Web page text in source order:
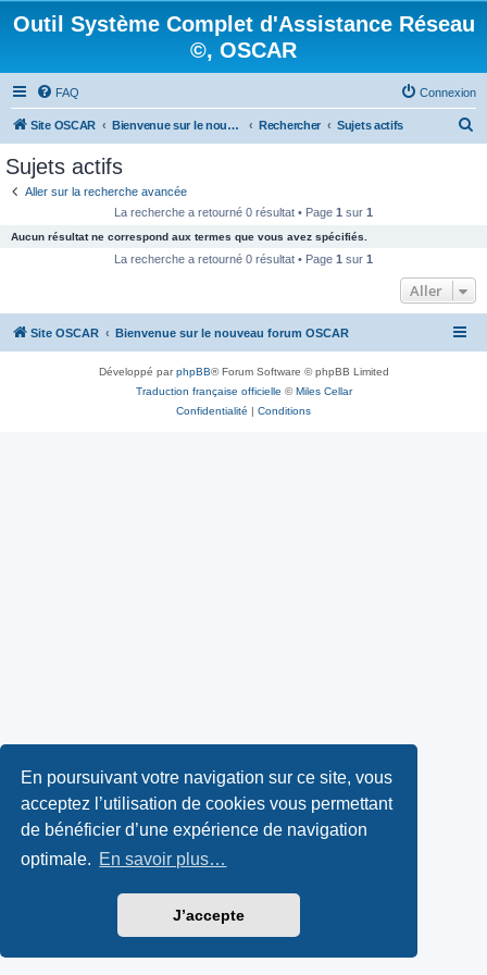
En poursuivant votre navigation sur ce site, vous
acceptez l’utilisation de cookies vous permettant
de bénéficier d’une expérience de navigation
optimale. En savoir plus…
J’accepte
Outil Système Complet d'Assistance Réseau
©, OSCAR
FAQ Connexion
Site OSCAR Bienvenue sur le nouveau forum OSCAR Rechercher Sujets actifs
c
Sujets actifs
Aller sur la recherche avancée
La recherche a retourné 0 résultat • Page 1 sur 1
Aucun résultat ne correspond aux termes que vous avez spécifiés.
La recherche a retourné 0 résultat • Page 1 sur 1
Aller
Site OSCAR Bienvenue sur le nouveau forum OSCAR
Développé parphpBB® Forum Software © phpBB Limited
Traduction française officielle ©Miles Cellar
Confidentialité | Conditions